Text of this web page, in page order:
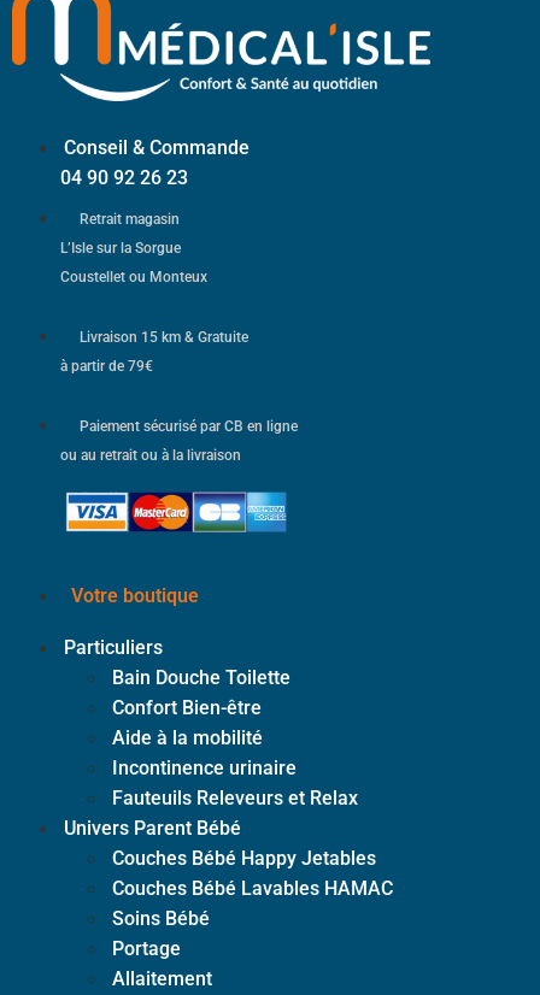
Conseil & Commande
04 90 92 26 23
Retrait magasin
L’Isle sur la Sorgue
Coustellet ou Monteux
Livraison 15 km & Gratuite
à partir de 79€
Paiement sécurisé par CB en ligne
ou au retrait ou à la livraison
Votre boutique
Particuliers
Bain Douche Toilette
Confort Bien-être
Aide à la mobilité
Incontinence urinaire
Fauteuils Releveurs et Relax
Univers Parent Bébé
Couches Bébé Happy Jetables
Couches Bébé Lavables HAMAC
Soins Bébé
Portage
Allaitement